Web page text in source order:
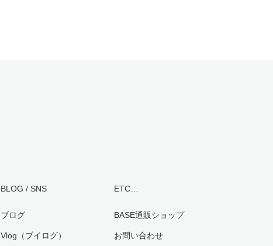
BLOG / SNS
ブログ
Vlog（ブイログ）
ETC…
BASE通販ショップ
お問い合わせ